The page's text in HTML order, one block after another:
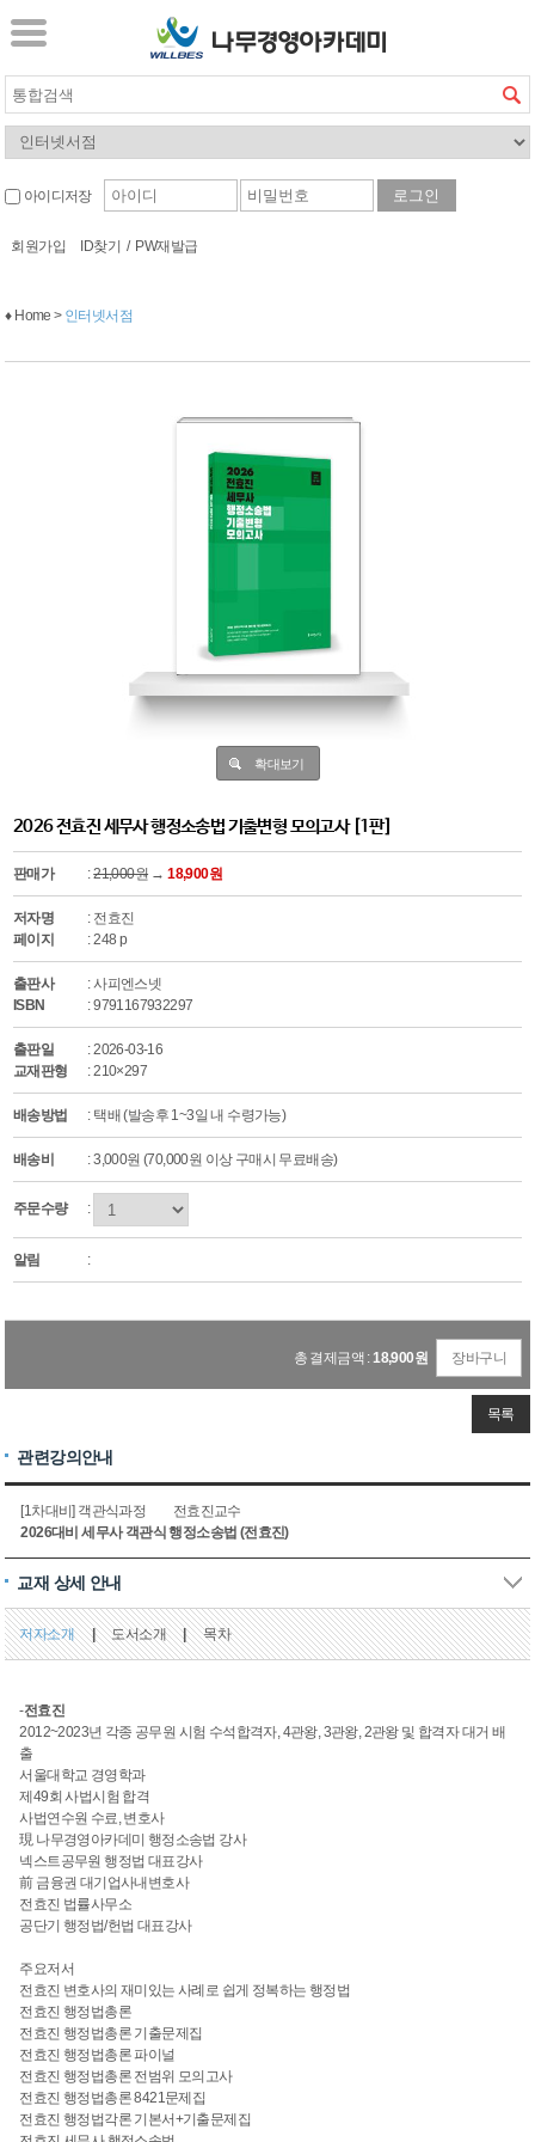
아이디저장
회원가입 ID찾기 / PW재발급
♦ Home > 인터넷서점
확대보기
2026 전효진 세무사 행정소송법 기출변형 모의고사 [1판]
판매가 :21,000원 →18,900원
저자명
: 전효진
페이지
: 248 p
출판사
: 사피엔스넷
ISBN
: 9791167932297
출판일
: 2026-03-16
교재판형
: 210×297
배송방법 : 택배 (발송후 1~3일 내 수령가능)
배송비 : 3,000원 (70,000원 이상 구매시 무료배송)
주문수량 :
알림 :
총 결제금액 : 18,900원 장바구니
목록
관련강의안내
[1차대비] 객관식과정
전효진교수
2026대비 세무사 객관식 행정소송법 (전효진)
교재 상세 안내
저자소개 | 도서소개 | 목차
-전효진
2012~2023년 각종 공무원 시험 수석합격자, 4관왕, 3관왕, 2관왕 및 합격자 대거 배
출
서울대학교 경영학과
제49회 사법시험 합격
사법연수원 수료, 변호사
現 나무경영아카데미 행정소송법 강사
넥스트공무원 행정법 대표강사
前 금융권 대기업사내변호사
전효진 법률사무소
공단기 행정법/헌법 대표강사
주요저서
전효진 변호사의 재미있는 사례로 쉽게 정복하는 행정법
전효진 행정법총론
전효진 행정법총론 기출문제집
전효진 행정법총론 파이널
전효진 행정법총론 전범위 모의고사
전효진 행정법총론 8421문제집
전효진 행정법각론 기본서+기출문제집